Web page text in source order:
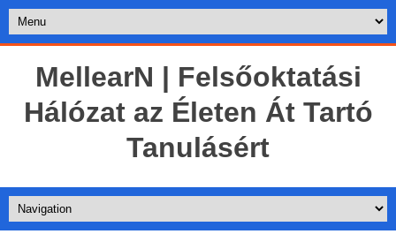
MellearN | Felsőoktatási
Hálózat az Életen Át Tartó
Tanulásért